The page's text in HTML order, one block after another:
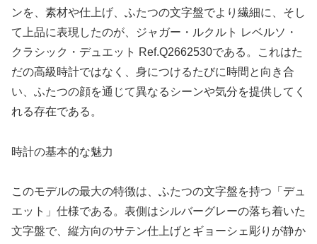
ンを、素材や仕上げ、ふたつの文字盤でより繊細に、そし
て上品に表現したのが、ジャガー・ルクルト レベルソ・
クラシック・デュエット Ref.Q2662530である。これはた
だの高級時計ではなく、身につけるたびに時間と向き合
い、ふたつの顔を通じて異なるシーンや気分を提供してく
れる存在である。
時計の基本的な魅力
このモデルの最大の特徴は、ふたつの文字盤を持つ「デュ
エット」仕様である。表側はシルバーグレーの落ち着いた
文字盤で、縦方向のサテン仕上げとギョーシェ彫りが静か